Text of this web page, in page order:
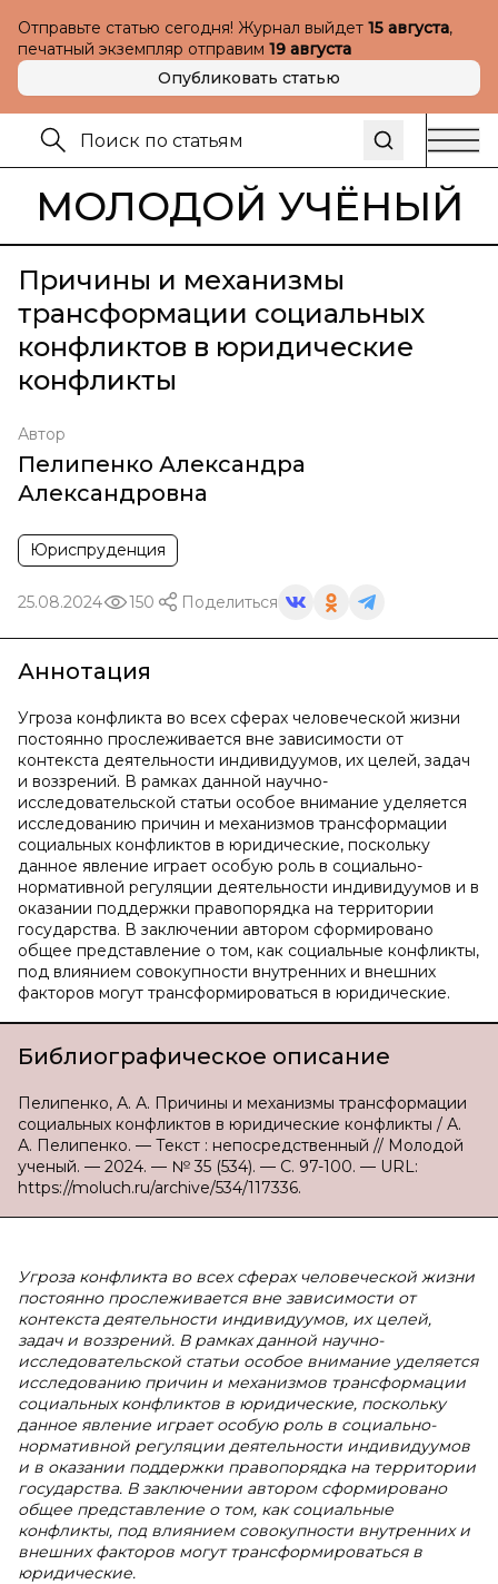
Отправьте статью сегодня! Журнал выйдет 15 августа,
печатный экземпляр отправим 19 августа
Опубликовать статью
МОЛОДОЙ УЧЁНЫЙ
Причины и механизмы
трансформации социальных
конфликтов в юридические
конфликты
Автор
Пелипенко Александра
Александровна
Юриспруденция
25.08.2024 150 Поделиться
Аннотация
Угроза конфликта во всех сферах человеческой жизни
постоянно прослеживается вне зависимости от
контекста деятельности индивидуумов, их целей, задач
и воззрений. В рамках данной научно-
исследовательской статьи особое внимание уделяется
исследованию причин и механизмов трансформации
социальных конфликтов в юридические, поскольку
данное явление играет особую роль в социально-
нормативной регуляции деятельности индивидуумов и в
оказании поддержки правопорядка на территории
государства. В заключении автором сформировано
общее представление о том, как социальные конфликты,
под влиянием совокупности внутренних и внешних
факторов могут трансформироваться в юридические.
Библиографическое описание
Пелипенко, А. А. Причины и механизмы трансформации
социальных конфликтов в юридические конфликты / А.
А. Пелипенко. — Текст : непосредственный // Молодой
ученый. — 2024. — № 35 (534). — С. 97-100. — URL:
https://moluch.ru/archive/534/117336.
Угроза конфликта во всех сферах человеческой жизни
постоянно прослеживается вне зависимости от
контекста деятельности индивидуумов, их целей,
задач и воззрений. В рамках данной научно-
исследовательской статьи особое внимание уделяется
исследованию причин и механизмов трансформации
социальных конфликтов в юридические, поскольку
данное явление играет особую роль в социально-
нормативной регуляции деятельности индивидуумов
и в оказании поддержки правопорядка на территории
государства. В заключении автором сформировано
общее представление о том, как социальные
конфликты, под влиянием совокупности внутренних и
внешних факторов могут трансформироваться в
юридические.